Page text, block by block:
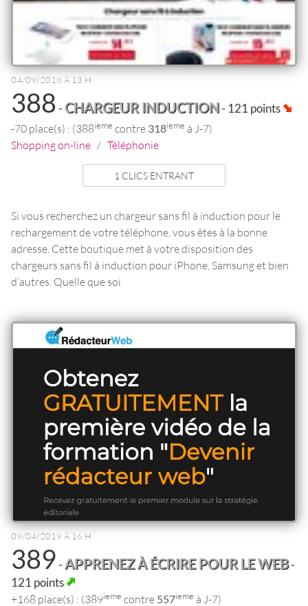
04/09/2018 À 13 H
388-CHARGEUR INDUCTION- 121 points
-70 place(s) : (388ieme contre 318ieme à J-7)
Shopping on-line / Téléphonie
1 CLICS ENTRANT
Si vous recherchez un chargeur sans fil à induction pour le
rechargement de votre téléphone, vous êtes à la bonne
adresse. Cette boutique met à votre disposition des
chargeurs sans fil à induction pour iPhone, Samsung et bien
d’autres. Quelle que soi
09/04/2019 À 16 H
389- APPRENEZ À ÉCRIRE POUR LE WEB-
121 points
+168 place(s) : (389ieme contre 557ieme à J-7)